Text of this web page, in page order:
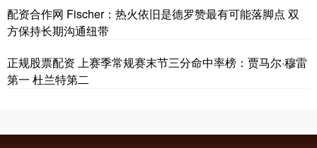
配资合作网 Fischer：热火依旧是德罗赞最有可能落脚点 双
方保持长期沟通纽带
正规股票配资 上赛季常规赛末节三分命中率榜：贾马尔·穆雷
第一 杜兰特第二